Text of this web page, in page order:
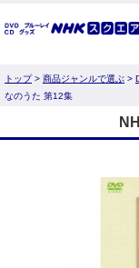
トップ> 商品ジャンルで選ぶ >
なのうた 第12集